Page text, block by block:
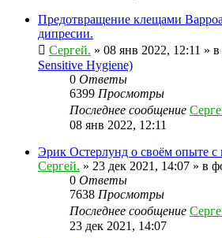
Предотвращение клещами
дипресии.
Сергей. » 08 янв 2022, 12:11 »
Sensitive Hygiene)
0 Ответы
6399 Просмотры
Последнее сообщение
08 янв 2022, 12:11
Эрик Остерлунд о своём опыте с
Сергей. » 23 дек 2021, 14:07 » в
0 Ответы
7638 Просмотры
Последнее сообщение
23 дек 2021, 14:07